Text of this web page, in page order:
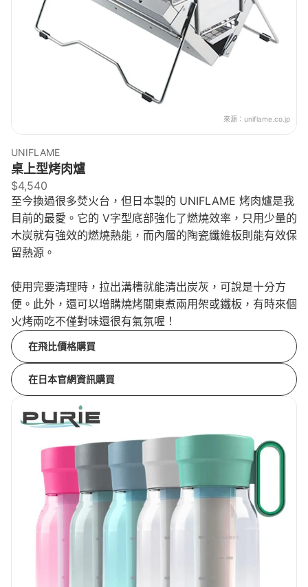
來源： uniflame.co.jp
UNIFLAME
桌上型烤肉爐
$4,540
至今換過很多焚火台，但日本製的 UNIFLAME 烤肉爐是我
目前的最愛。它的 V字型底部強化了燃燒效率，只用少量的
木炭就有強效的燃燒熱能，而內層的陶瓷纖維板則能有效保
留熱源。
使用完要清理時，拉出溝槽就能清出炭灰，可說是十分方
便。此外，還可以增購燒烤關東煮兩用架或鐵板，有時來個
火烤兩吃不僅對味還很有氣氛喔！
在飛比價格購買
在日本官網資訊購買